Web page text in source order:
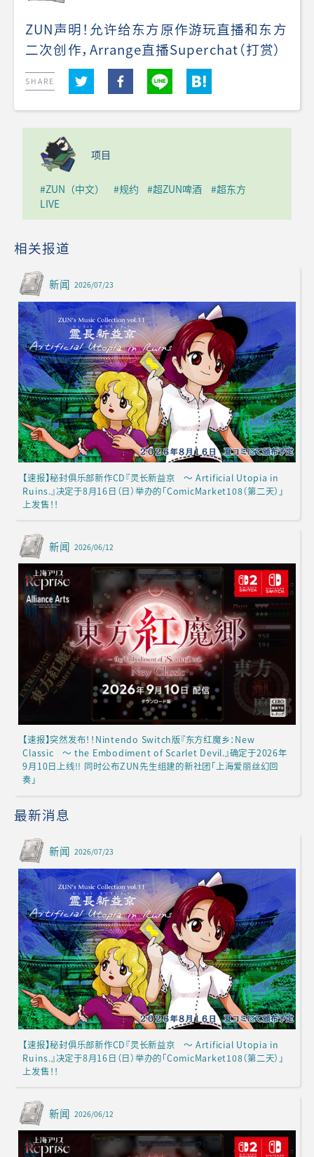
ZUN声明！允许给东方原作游玩直播和东方
二次创作，Arrange直播Superchat（打赏）
SHARE
项目
#ZUN（中文） #规约 #超ZUN啤酒
#超东方
LIVE
相关报道
新闻 2026/07/23
【速报】秘封俱乐部新作CD『灵长新益京 ～ Artificial Utopia in
Ruins.』决定于8月16日（日）举办的「ComicMarket108（第二天）」
上发售！！
新闻 2026/06/12
【速报】突然发布！！Nintendo Switch版『东方红魔乡：New
Classic ～ the Embodiment of Scarlet Devil.』确定于2026年
9月10日上线!! 同时公布ZUN先生组建的新社团「上海爱丽丝幻回
奏」
最新消息
新闻 2026/07/23
【速报】秘封俱乐部新作CD『灵长新益京 ～ Artificial Utopia in
Ruins.』决定于8月16日（日）举办的「ComicMarket108（第二天）」
上发售！！
新闻 2026/06/12